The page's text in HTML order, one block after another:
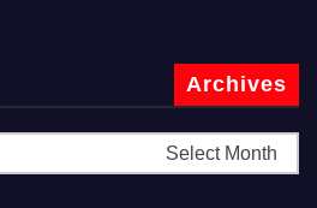
Archives